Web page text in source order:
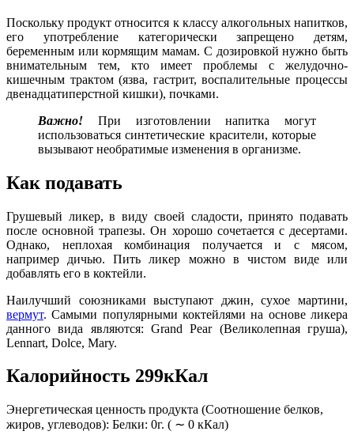
Поскольку продукт относится к классу алкогольных напитков,
его употребление категорически запрещено детям,
беременным или кормящим мамам. С дозировкой нужно быть
внимательным тем, кто имеет проблемы с желудочно-
кишечным трактом (язва, гастрит, воспалительные процессы
двенадцатиперстной кишки), почками.
Важно! При изготовлении напитка могут
использоваться синтетические красители, которые
вызывают необратимые изменения в организме.
Как подавать
Грушевый ликер, в виду своей сладости, принято подавать
после основной трапезы. Он хорошо сочетается с десертами.
Однако, неплохая комбинация получается и с мясом,
например дичью. Пить ликер можно в чистом виде или
добавлять его в коктейли.
Наилучший союзниками выступают джин, сухое мартини,
вермут. Самыми популярными коктейлями на основе ликера
данного вида являются: Grand Pear (Великолепная груша),
Lennart, Dolce, Mary.
Калорийность 299кКал
Энергетическая ценность продукта (Соотношение белков,
жиров, углеводов): Белки: 0г. ( ∼ 0 кКал)